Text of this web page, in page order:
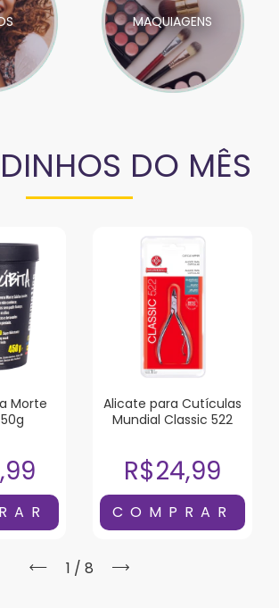
MAQUIAGENS
DO MÊS
Morte
Alicate para Cutículas
Mundial Classic 522
R$24,99
1 / 8